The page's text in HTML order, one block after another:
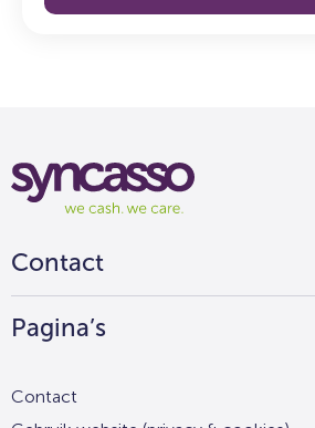
Syncasso
We
we
Contact
Pagina’s
Contact